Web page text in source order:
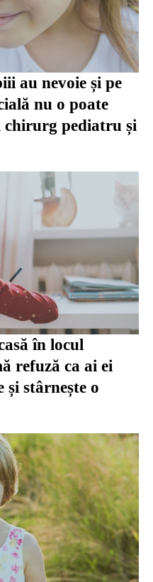
au nevoie și pe
nu o poate
pediatru și
în locul
refuză ca ai ei
și stârnește o